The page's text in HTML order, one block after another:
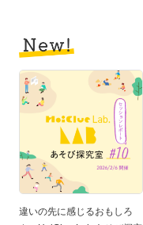
違いの先に感じるおもしろ